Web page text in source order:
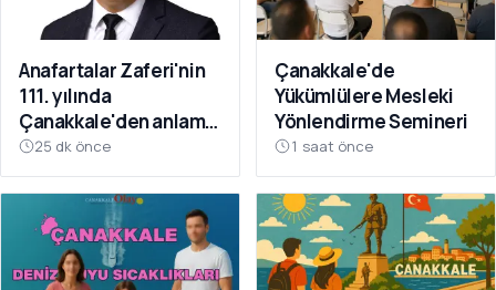
Anafartalar Zaferi'nin
111. yılında
Çanakkale'den anlamlı
mesaj
25 dk önce
Çanakkale'de
Yükümlülere Mesleki
Yönlendirme Semineri
1 saat önce